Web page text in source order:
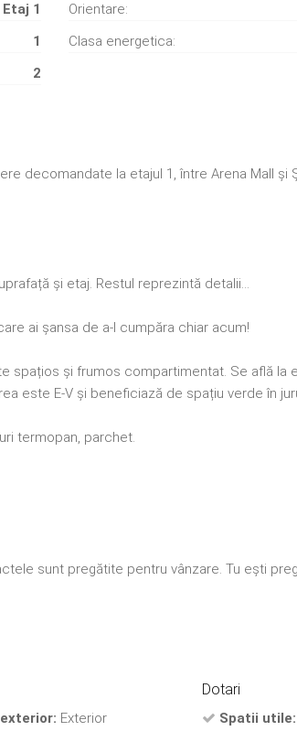
Etaj 1
1
2
Orientare:
Clasa energetica:
decomandate la etajul 1, între Arena Mall și
și etaj. Restul reprezintă detalii...
ai șansa de a-l cumpăra chiar acum!
și frumos compartimentat. Se află la
este E-V și beneficiază de spațiu verde în
termopan, parchet.
sunt pregătite pentru vânzare. Tu ești
Exterior
Dotari
Spatii utile: